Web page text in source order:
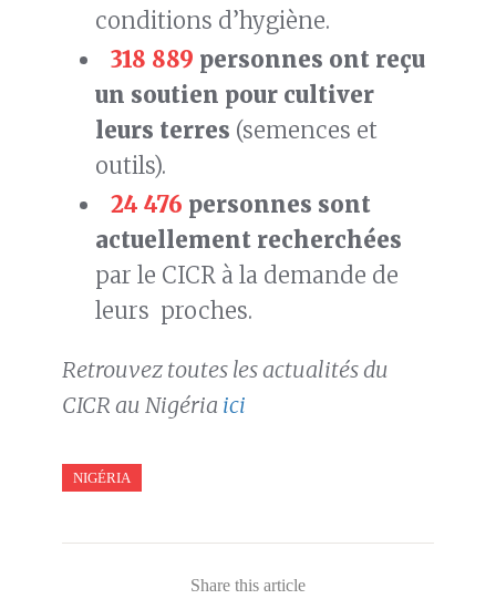
conditions d’hygiène.
318 889 personnes ont reçu
un soutien pour cultiver
leurs terres (semences et
outils).
24 476 personnes sont
actuellement recherchées
par le CICR à la demande de
leurs proches.
Retrouvez toutes les actualités du
CICR au Nigéria ici
NIGÉRIA
Share this article